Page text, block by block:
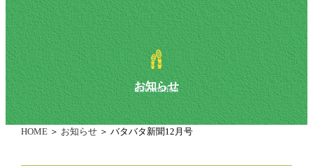
お知らせ
information
HOME＞ お知らせ＞ バタバタ新聞12月号